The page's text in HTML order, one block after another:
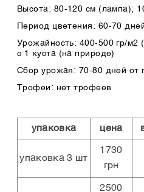
Высота: 80-120 см (лампа);
Период цветения: 60-70
Урожайность: 400-500 гр/м2
с 1 куста (на природе)
Сбор урожая: 70-80 дней от
Трофеи: нет трофеев
упаковка цена
упаковка 3 шт
1730
грн
2500